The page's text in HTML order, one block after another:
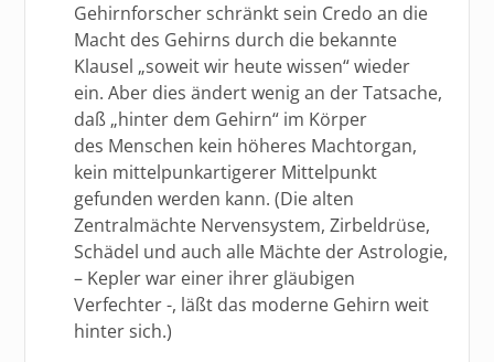
Gehirnforscher schränkt sein Credo an die
Macht des Gehirns durch die bekannte
Klausel „soweit wir heute wissen“ wieder
ein. Aber dies ändert wenig an der Tatsache,
daß „hinter dem Gehirn“ im Körper
des Menschen kein höheres Machtorgan,
kein mittelpunkartigerer Mittelpunkt
gefunden werden kann. (Die alten
Zentralmächte Nervensystem, Zirbeldrüse,
Schädel und auch alle Mächte der Astrologie,
– Kepler war einer ihrer gläubigen
Verfechter -, läßt das moderne Gehirn weit
hinter sich.)